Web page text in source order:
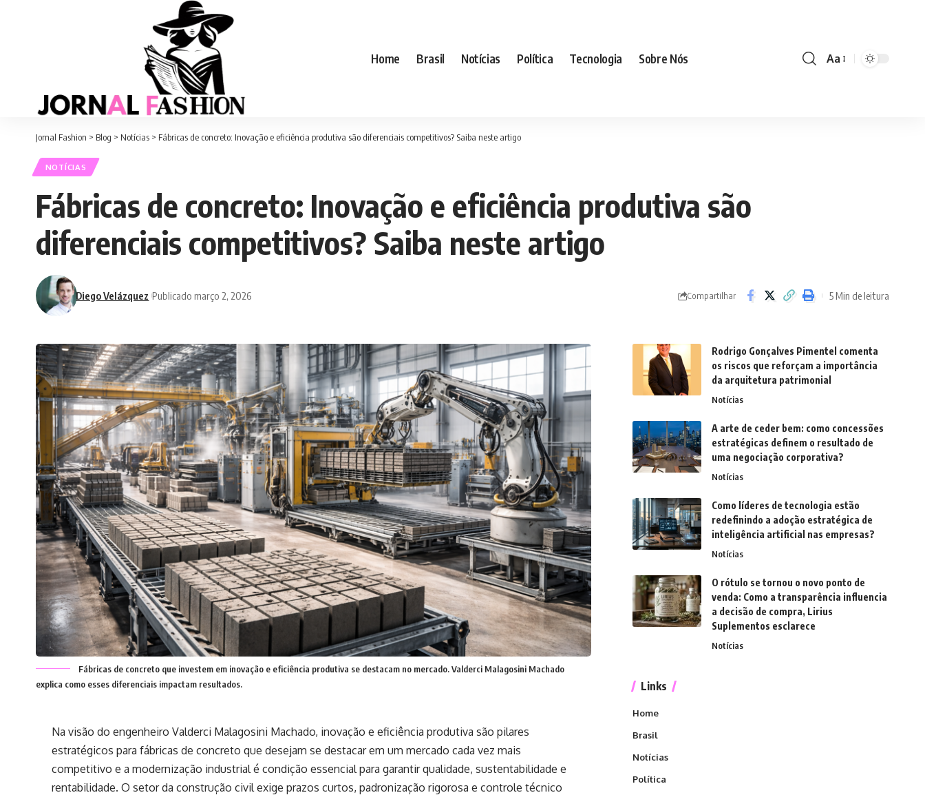
Home Brasil Notícias Política Tecnologia Sobre Nós Aa
Jornal Fashion > Blog > Notícias > Fábricas de concreto: Inovação e eficiência produtiva são diferenciais competitivos? Saiba neste artigo
NOTÍCIAS
Fábricas de concreto: Inovação e eficiência produtiva são
diferenciais competitivos? Saiba neste artigo
Diego Velázquez Publicado março 2, 2026 Compartilhar 5 Min de leitura
Fábricas de concreto que investem em inovação e eficiência produtiva se destacam no mercado. Valderci Malagosini Machado
explica como esses diferenciais impactam resultados.
Na visão do engenheiro Valderci Malagosini Machado, inovação e eficiência produtiva são pilares
estratégicos para fábricas de concreto que desejam se destacar em um mercado cada vez mais
competitivo e a modernização industrial é condição essencial para garantir qualidade, sustentabilidade e
rentabilidade. O setor da construção civil exige prazos curtos, padronização rigorosa e controle técnico
Rodrigo Gonçalves Pimentel comenta
os riscos que reforçam a importância
da arquitetura patrimonial
Notícias
A arte de ceder bem: como concessões
estratégicas definem o resultado de
uma negociação corporativa?
Notícias
Como líderes de tecnologia estão
redefinindo a adoção estratégica de
inteligência artificial nas empresas?
Notícias
O rótulo se tornou o novo ponto de
venda: Como a transparência influencia
a decisão de compra, Lirius
Suplementos esclarece
Notícias
Links
Home
Brasil
Notícias
Política